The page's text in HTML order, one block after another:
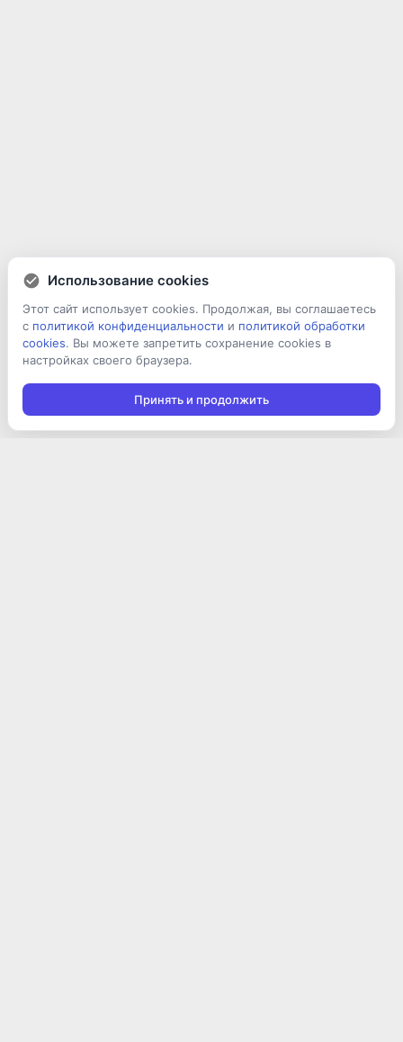
Использование cookies
Этот сайт использует cookies. Продолжая, вы соглашаетесь
с политикой конфиденциальности и политикой обработки
cookies. Вы можете запретить сохранение cookies в
настройках своего браузера.
Принять и продолжить